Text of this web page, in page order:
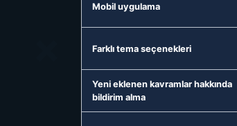
Mobil uygulama
Farklı tema seçenekleri
Yeni eklenen kavramlar hakkında
bildirim alma